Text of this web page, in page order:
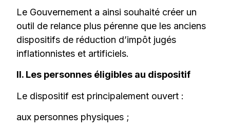
Le Gouvernement a ainsi souhaité créer un
outil de relance plus pérenne que les anciens
dispositifs de réduction d’impôt jugés
inflationnistes et artificiels.
II. Les personnes éligibles au dispositif
Le dispositif est principalement ouvert :
aux personnes physiques ;